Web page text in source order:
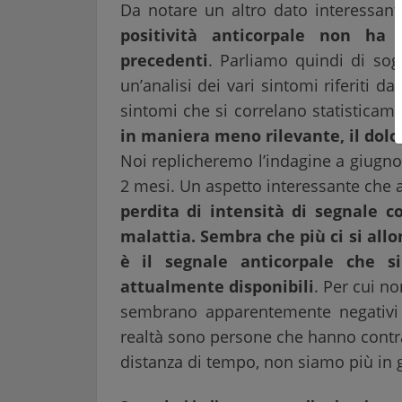
Da notare un altro dato
positività anticorpale non ha
precedenti. Parliamo quindi di
un’analisi dei vari sintomi riferiti
sintomi che si correlano
in maniera meno rilevante, il
Noi replicheremo l’indagine a
2 mesi. Un aspetto interessante
perdita di intensità di segnale
malattia. Sembra che più ci si
è il segnale anticorpale che
attualmente disponibili. Per cui
sembrano apparentemente
realtà sono persone che hanno
distanza di tempo, non siamo più in